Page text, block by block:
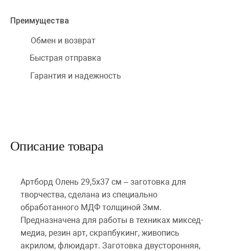
Преимущества
Обмен и возврат
Быстрая отправка
Гарантия и надежность
Описание товара
Артборд Олень 29,5х37 см – заготовка для
творчества, сделана из специально
обработанного МДФ толщиной 3мм.
Предназначена для работы в техниках миксед-
медиа, резин арт, скрапбукинг, живопись
акрилом, флюидарт. Заготовка двусторонняя,